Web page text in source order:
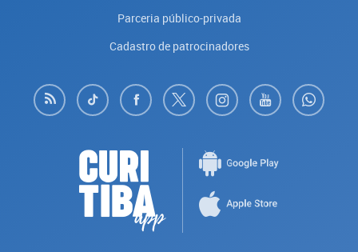
Parceria público-privada
Cadastro de patrocinadores